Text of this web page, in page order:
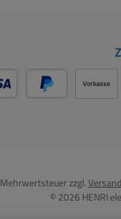
Vorkasse
zzgl.
© 2026 HENRI